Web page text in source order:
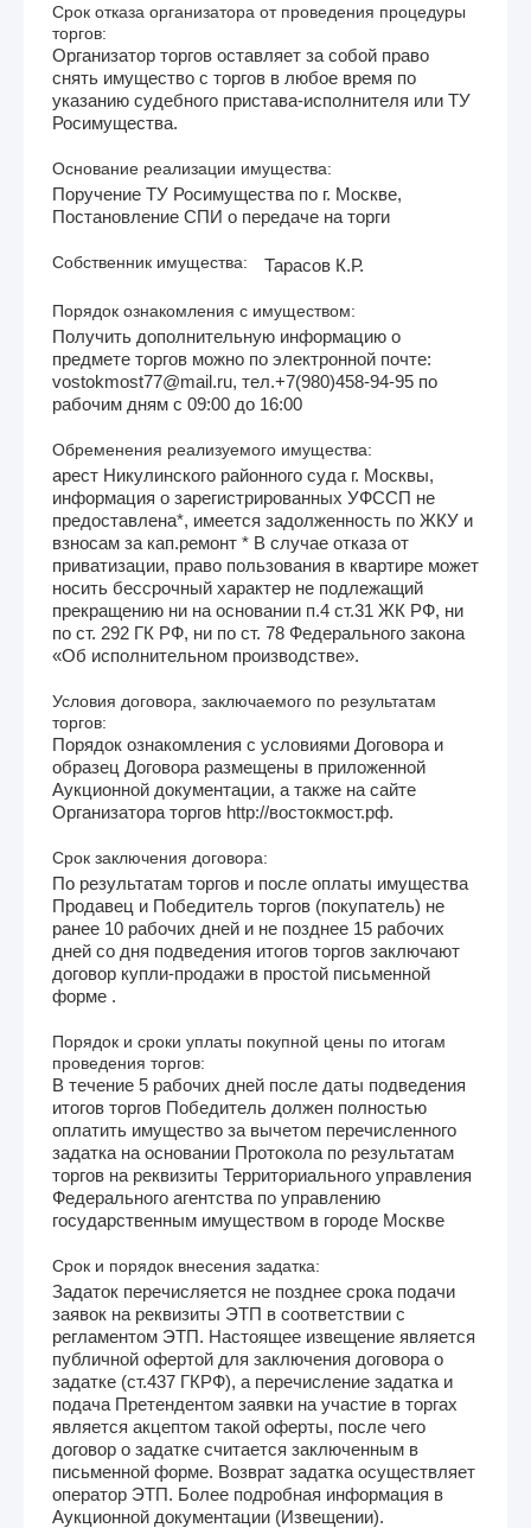
Срок отказа организатора от проведения процедуры
торгов:
Организатор торгов оставляет за собой право
снять имущество с торгов в любое время по
указанию судебного пристава-исполнителя или ТУ
Росимущества.
Основание реализации имущества:
Поручение ТУ Росимущества по г. Москве,
Постановление СПИ о передаче на торги
Собственник имущества: Тарасов К.Р.
Порядок ознакомления с имуществом:
Получить дополнительную информацию о
предмете торгов можно по электронной почте:
vostokmost77@mail.ru, тел.+7(980)458-94-95 по
рабочим дням с 09:00 до 16:00
Обременения реализуемого имущества:
арест Никулинского районного суда г. Москвы,
информация о зарегистрированных УФССП не
предоставлена*, имеется задолженность по ЖКУ и
взносам за кап.ремонт * В случае отказа от
приватизации, право пользования в квартире может
носить бессрочный характер не подлежащий
прекращению ни на основании п.4 ст.31 ЖК РФ, ни
по ст. 292 ГК РФ, ни по ст. 78 Федерального закона
«Об исполнительном производстве».
Условия договора, заключаемого по результатам
торгов:
Порядок ознакомления с условиями Договора и
образец Договора размещены в приложенной
Аукционной документации, а также на сайте
Организатора торгов http://востокмост.рф.
Срок заключения договора:
По результатам торгов и после оплаты имущества
Продавец и Победитель торгов (покупатель) не
ранее 10 рабочих дней и не позднее 15 рабочих
дней со дня подведения итогов торгов заключают
договор купли-продажи в простой письменной
форме .
Порядок и сроки уплаты покупной цены по итогам
проведения торгов:
В течение 5 рабочих дней после даты подведения
итогов торгов Победитель должен полностью
оплатить имущество за вычетом перечисленного
задатка на основании Протокола по результатам
торгов на реквизиты Территориального управления
Федерального агентства по управлению
государственным имуществом в городе Москве
Срок и порядок внесения задатка:
Задаток перечисляется не позднее срока подачи
заявок на реквизиты ЭТП в соответствии с
регламентом ЭТП. Настоящее извещение является
публичной офертой для заключения договора о
задатке (ст.437 ГКРФ), а перечисление задатка и
подача Претендентом заявки на участие в торгах
является акцептом такой оферты, после чего
договор о задатке считается заключенным в
письменной форме. Возврат задатка осуществляет
оператор ЭТП. Более подробная информация в
Аукционной документации (Извещении).